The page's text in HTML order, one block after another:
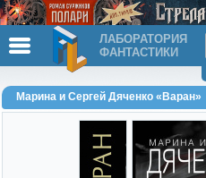
ЛАБОРАТОРИЯ
ФАНТАСТИКИ
Марина и Сергей Дяченко «Варан»